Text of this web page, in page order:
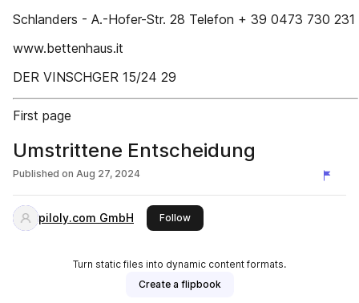
Schlanders - A.-Hofer-Str. 28 Telefon + 39 0473 730 231
www.bettenhaus.it
DER VINSCHGER 15/24 29
First page
Umstrittene Entscheidung
Published on Aug 27, 2024
piloly.com GmbH Followthis publisher
Turn static files into dynamic content formats.
Create a flipbook